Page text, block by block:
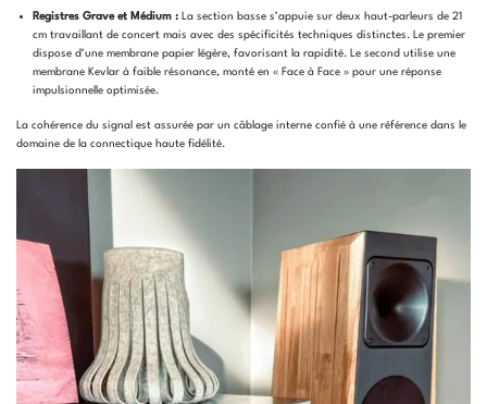
Registres Grave et Médium :La section basse s’appuie sur deux haut-parleurs de 21
cm travaillant de concert mais avec des spécificités techniques distinctes. Le premier
dispose d’une membrane papier légère, favorisant la rapidité. Le second utilise une
membrane Kevlar à faible résonance, monté en « Face à Face » pour une réponse
impulsionnelle optimisée.
La cohérence du signal est assurée par un câblage interne confié à une référence dans le
domaine de la connectique haute fidélité.